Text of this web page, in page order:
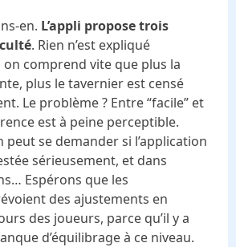
en. L’appli propose trois
. Rien n’est expliqué
comprend vite que plus la
plus le tavernier est censé
Le problème ? Entre “facile” et
est à peine perceptible.
peut se demander si l’application
sérieusement, et dans
Espérons que les
des ajustements en
des joueurs, parce qu’il y a
d’équilibrage à ce niveau.